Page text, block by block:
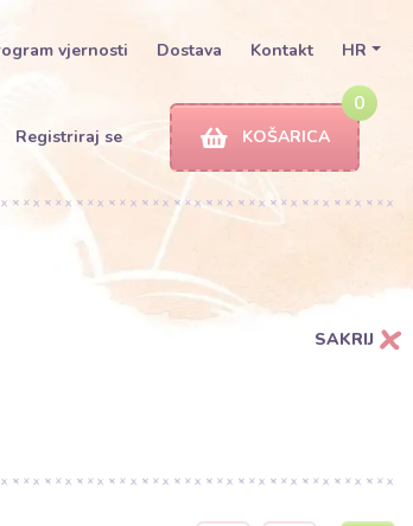
vjernosti Dostava Kontakt HR
Registriraj se
0
KOŠARICA
SAKRIJ